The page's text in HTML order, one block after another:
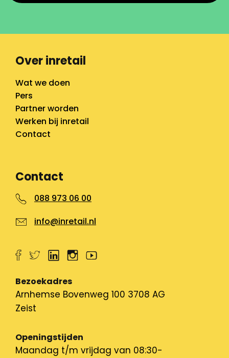
Over inretail
Wat we doen
Pers
Partner worden
Werken bij inretail
Contact
Contact
088 973 06 00
info@inretail.nl
Bezoekadres
Arnhemse Bovenweg 100 3708 AG
Zeist
Openingstijden
Maandag t/m vrijdag van 08:30-